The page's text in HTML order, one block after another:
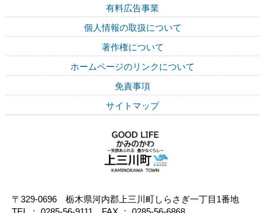
有料広告事業
個人情報の取扱について
著作権について
ホームページのリンクについて
免責事項
サイトマップ
〒329-0696 栃木県河内郡上三川町しらさぎ一丁目1番地